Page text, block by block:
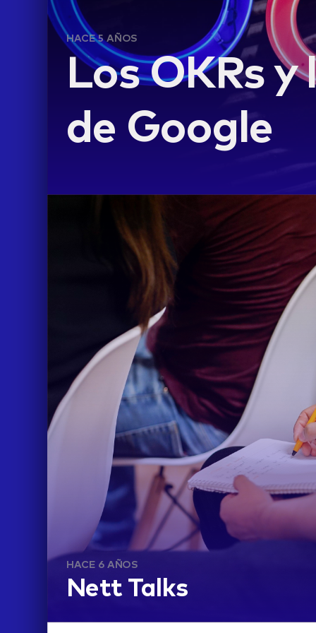
HACE 5 AÑOS
Los OKRs
de Google
HACE 6 AÑOS
Nett Talks